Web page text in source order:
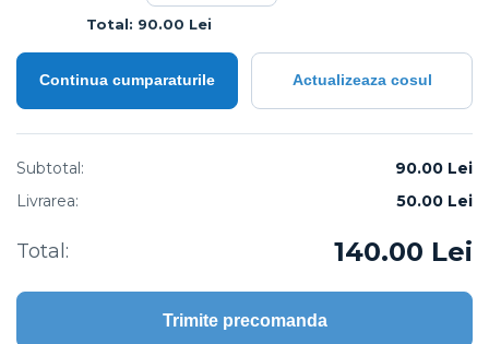
Total: 90.00 Lei
Continua cumparaturile Actualizeaza cosul
Subtotal:
90.00 Lei
Livrarea:
50.00 Lei
Total: 140.00 Lei
Trimite precomanda